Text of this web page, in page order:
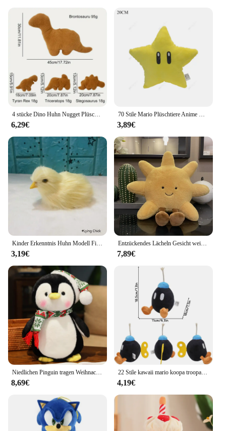
loved one, our plush toys are versatile enough to fit
any scenario. Their size and weight range offer
options to suit any space, from a cozy corner to a
grand display. These plush animals are not just toys;
they are a conversation starter and a symbol of
comfort. Whether you're looking to create a
whimsical atmosphere in a nursery, add a touch of
warmth to a living room, or surprise someone with a
thoughtful gift, our plush toys are the perfect
choice.
**For Vendors and Suppliers**
Our plush toys are not just for personal use; they are
also an excellent choice for vendors and suppliers
looking to offer a diverse range of products to their
customers. With a variety of sets available for sale,
you can cater to different tastes and preferences.
The wholesale nature of our plush toys ensures that
you can offer competitive pricing while maintaining
the quality and design that your customers expect.
The realistic plush animals are a testament to the
quality of our products, making them a valuable
addition to any store or collection.
4 stücke Dino Huhn Nugget Plüschtiere weichen Dinosaurier Plüsch Kissen Cartoon Dinosaurier Plüsch Stofftier Plüsch für Kinder Baby Geschenk
6,29€
70 Stile Mario Plüschtiere Anime Waluigi Wario Nabbit Kröte Goom bella schüchterner Kerl Kröte Yoshi Koopa Troopa Cartoon gefüllt Peluche
3,89€
Kinder Erkenntnis Huhn Modell Figurine Realistische Pelzigen Tier Puppe Simulation Küken Kaninchen Plüsch Spielzeug Huhn Ostern Geschenk
3,19€
Entzückendes Lächeln Gesicht weiß Mond gelb Sonne Plüsch tier gefüllt niedlichen Cartoon Wetter Plüsch tier für Kind Schlafzimmer Dekor Sofa Wurf kissen
7,89€
8,69€
22 Stile kawaii mario koopa troopa kamek schildkröte weiche Plüschtiere niedlichen Anime König Bob-omb schüchterner Kerl ausgestopfte peluche Puppen Geschenke
4,19€